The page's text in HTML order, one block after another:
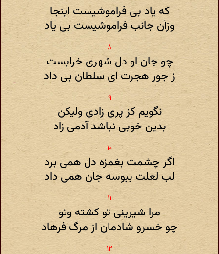
که یاد بی فراموشیست اینجا
وزآن جانب فراموشیست بی یاد
چو جان او دل شهری خرابست
ز جور هجرت ای سلطان بی داد
نگویم کز پری زادی ولیکن
بدین خوبی نباشد آدمی زاد
اگر چشمت بغمزه دل همی برد
لب لعلت ببوسه جان همی داد
مرا شیرینی تو کشته وتو
چو خسرو شادمان از مرگ فرهاد